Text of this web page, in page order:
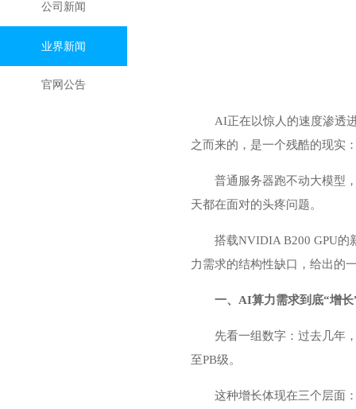
公司新闻
业界新闻
官网公告
AI正在以惊人的速度渗透
之而来的，是一个残酷的现实
普通服务器跑不动大模型
天都在面对的头疼问题。
搭载NVIDIA B200 GPU的
力需求的结构性缺口，给出的
一、AI算力需求到底“增长
先看一组数字：过去几年
至PB级。
这种增长体现在三个层面